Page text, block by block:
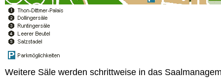
Weitere Säle werden schrittweise in das